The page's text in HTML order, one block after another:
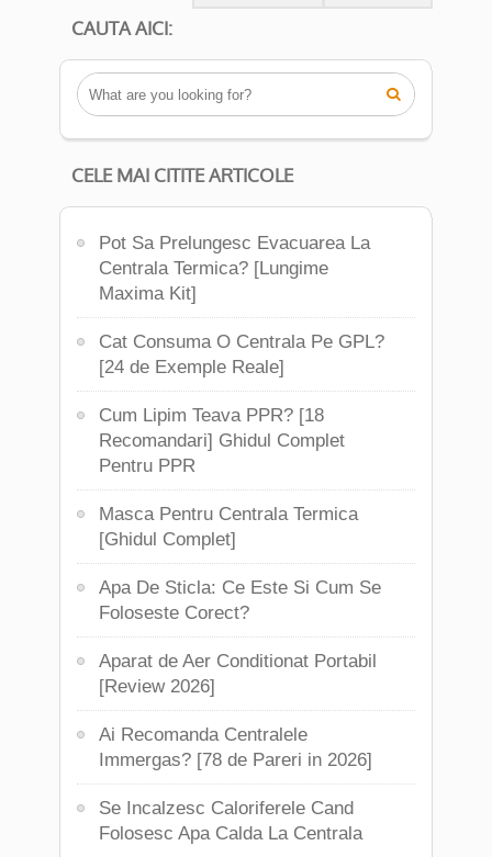
CAUTA AICI:

CELE MAI CITITE ARTICOLE
Pot Sa Prelungesc Evacuarea La
Centrala Termica? [Lungime
Maxima Kit]
Cat Consuma O Centrala Pe GPL?
[24 de Exemple Reale]
Cum Lipim Teava PPR? [18
Recomandari] Ghidul Complet
Pentru PPR
Masca Pentru Centrala Termica
[Ghidul Complet]
Apa De Sticla: Ce Este Si Cum Se
Foloseste Corect?
Aparat de Aer Conditionat Portabil
[Review 2026]
Ai Recomanda Centralele
Immergas? [78 de Pareri in 2026]
Se Incalzesc Caloriferele Cand
Folosesc Apa Calda La Centrala